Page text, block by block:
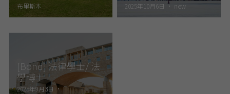
布里斯本
2025年10月6日 · new
[Bond] 法律學士/ 法
學博士
2025年9月3日 ·